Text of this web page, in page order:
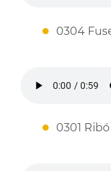
0304
0301